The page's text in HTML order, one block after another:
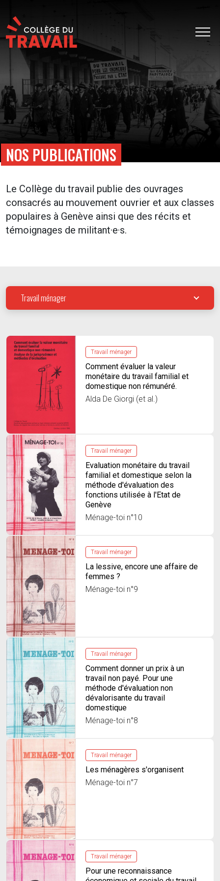
NOS PUBLICATIONS
Le Collège du travail publie des ouvrages
consacrés au mouvement ouvrier et aux classes
populaires à Genève ainsi que des récits et
témoignages de militant·e·s.
Travail ménager
Travail ménager
Comment évaluer la valeur
monétaire du travail familial et
domestique non rémunéré.
Alda De Giorgi (et al.)
Travail ménager
Evaluation monétaire du travail
familial et domestique selon la
méthode d'évaluation des
fonctions utilisée à l'Etat de
Genève
Ménage-toi n°10
Travail ménager
La lessive, encore une affaire de
femmes ?
Ménage-toi n°9
Travail ménager
Comment donner un prix à un
travail non payé. Pour une
méthode d'évaluation non
dévalorisante du travail
domestique
Ménage-toi n°8
Travail ménager
Les ménagères s'organisent
Ménage-toi n°7
Travail ménager
Pour une reconnaissance